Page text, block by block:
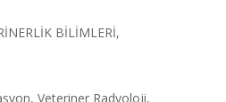
BİLİMLERİ,
Veteriner Radyoloji,